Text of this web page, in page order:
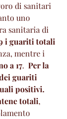
di sanitari
uno
sanitaria di
i guariti totali
mentre i
a 17. Per la
guariti
positivi.
totali,